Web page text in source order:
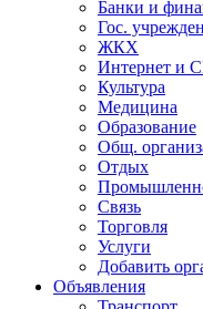
Банки и
Гос.
ЖКХ
Интернет и
Культура
Медицина
Образование
Общ.
Отдых
Связь
Торговля
Услуги
Добавить
Объявления